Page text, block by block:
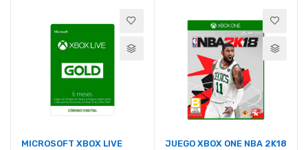
MICROSOFT XBOX LIVE
JUEGO XBOX ONE NBA 2K18